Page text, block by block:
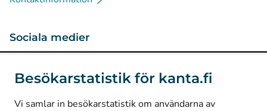
Besökarstatistik för kanta.fi
Vi samlar in besökarstatistik om användarna av
Sociala medier
LinkedIn(Avautuu uuteen välilehteen)
Facebook
Avautuu uuteen välilehteen)